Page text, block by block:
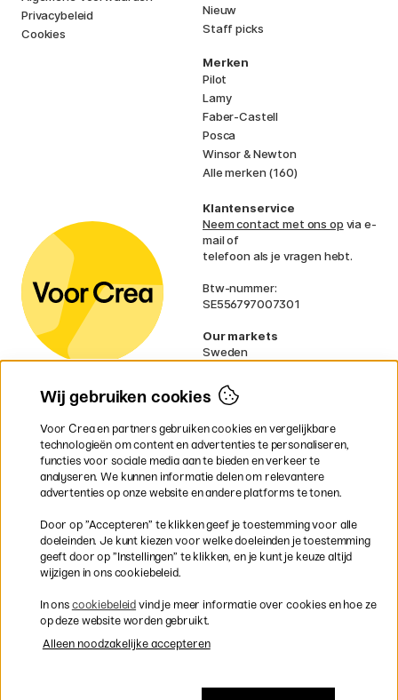
Privacybeleid
Cookies
Nieuw
Staff picks
Merken
Pilot
Lamy
Faber-Castell
Posca
Winsor & Newton
Alle merken (160)
Klantenservice
Neem contact met ons op via e-
mail of
telefoon als je vragen hebt.
Btw-nummer:
SE556797007301
Our markets
Sweden
Denmark
Finland
Ireland
Germany
UK
EU
gelden voor volumineuze producten.
Snel en veilig met creditcard of iDEAL
Wij gebruiken cookies
Voor Crea en partners gebruiken cookies en vergelijkbare
technologieën om content en advertenties te personaliseren,
functies voor sociale media aan te bieden en verkeer te
analyseren. We kunnen informatie delen om relevantere
advertenties op onze website en andere platforms te tonen.
Door op ”Accepteren” te klikken geef je toestemming voor alle
doeleinden. Je kunt kiezen voor welke doeleinden je toestemming
geeft door op ”Instellingen” te klikken, en je kunt je keuze altijd
wijzigen in ons cookiebeleid.
In ons cookiebeleid vind je meer informatie over cookies en hoe ze
op deze website worden gebruikt.
Alleen noodzakelijke accepteren